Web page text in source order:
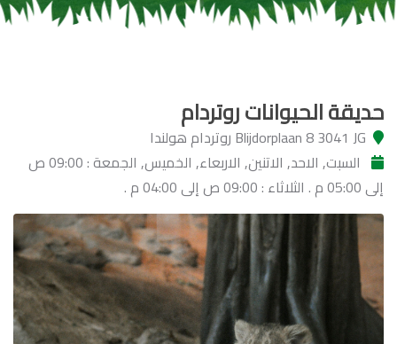
حديقة الحيوانات روتردام
Blijdorplaan 8 3041 JG روتردام هولندا
السبت, الاحد, الاتنين, الاربعاء, الخميس, الجمعة : 09:00 ص
إلى 05:00 م . الثلاثاء : 09:00 ص إلى 04:00 م .